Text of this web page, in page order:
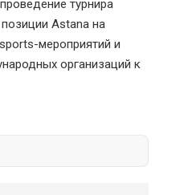
турнира
Astana на
мероприятий и
организаций к